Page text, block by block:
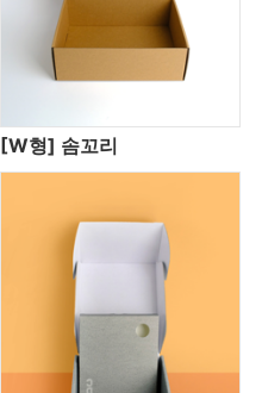
[W형] 솜꼬리